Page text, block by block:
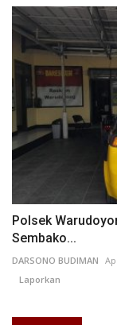
Polsek
Sembako...
DARSONO BUDIMAN
Laporkan